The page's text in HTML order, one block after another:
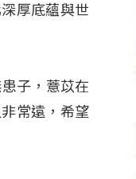
厚底蘊與世
子，薏苡在
常遠，希望